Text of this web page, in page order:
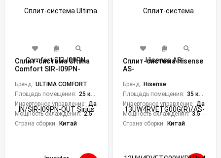
Сплит-система Ultima
Comfort SIR-I09PN-
Inverter
Бренд: ULTIMA COMFORT
Площадь помещения: 25 кв. м.
Инверторное управление: Да
Мощность охлаждения: 2.55 кВт
Страна сборки: Китай
Сплит-система Hisense
AS-
13UW4RVETG00W(R) Red
Crystal DC Inverter
Бренд: Hisense
Площадь помещения: 35 кв. м.
Инверторное управление: Да
Мощность охлаждения: 3.5 кВт
Страна сборки: Китай